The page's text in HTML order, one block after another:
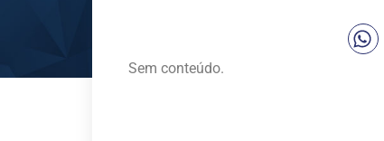
Sem conteúdo.